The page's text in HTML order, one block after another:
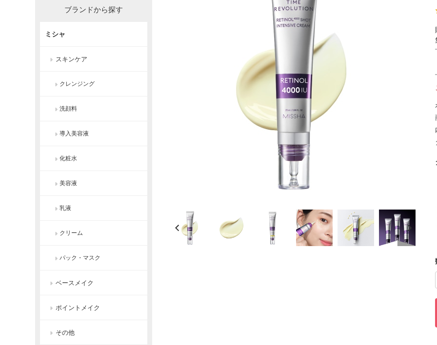
ブランドから探す
ミシャ
スキンケア
クレンジング
洗顔料
導入美容液
化粧水
美容液
乳液
クリーム
パック・マスク
ベースメイク
ポイントメイク
その他